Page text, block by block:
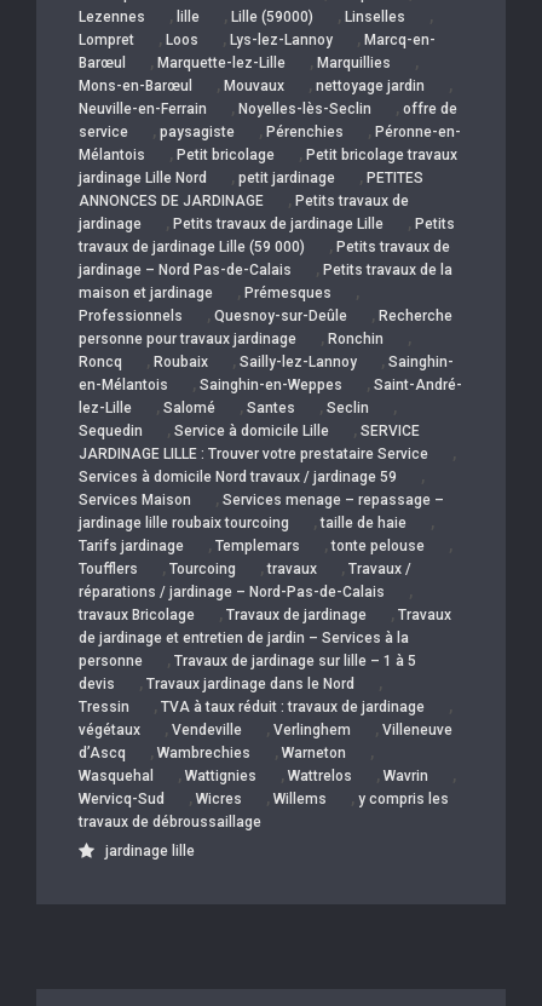
Lezennes , lille , Lille (59000) , Linselles ,
Lompret , Loos , Lys-lez-Lannoy , Marcq-en-
Barœul
, Marquette-lez-Lille , Marquillies ,
Mons-en-Barœul , Mouvaux , nettoyage jardin ,
Neuville-en-Ferrain , Noyelles-lès-Seclin , offre de
service
, paysagiste , Pérenchies , Péronne-en-
Mélantois
, Petit bricolage , Petit bricolage travaux
jardinage Lille Nord
, petit jardinage , PETITES
ANNONCES DE JARDINAGE
, Petits travaux de
jardinage
, Petits travaux de jardinage Lille , Petits
travaux de jardinage Lille (59 000)
, Petits travaux de
jardinage – Nord Pas-de-Calais
, Petits travaux de la
maison et jardinage
, Prémesques ,
Professionnels , Quesnoy-sur-Deûle , Recherche
personne pour travaux jardinage
, Ronchin ,
Roncq , Roubaix , Sailly-lez-Lannoy , Sainghin-
en-Mélantois
, Sainghin-en-Weppes , Saint-André-
lez-Lille
, Salomé , Santes , Seclin ,
Sequedin , Service à domicile Lille , SERVICE
JARDINAGE LILLE : Trouver votre prestataire Service
,
Services à domicile Nord travaux / jardinage 59 ,
Services Maison , Services menage – repassage –
jardinage lille roubaix tourcoing
,taille de haie ,
Tarifs jardinage , Templemars ,tonte pelouse ,
Toufflers , Tourcoing ,travaux , Travaux /
réparations / jardinage – Nord-Pas-de-Calais
,
travaux Bricolage , Travaux de jardinage , Travaux
de jardinage et entretien de jardin – Services à la
personne
, Travaux de jardinage sur lille – 1 à 5
devis
, Travaux jardinage dans le Nord ,
Tressin , TVA à taux réduit : travaux de jardinage ,
végétaux , Vendeville , Verlinghem , Villeneuve
d’Ascq
, Wambrechies , Warneton ,
Wasquehal , Wattignies , Wattrelos , Wavrin ,
Wervicq-Sud , Wicres , Willems , y compris les
travaux de débroussaillage
jardinage lille